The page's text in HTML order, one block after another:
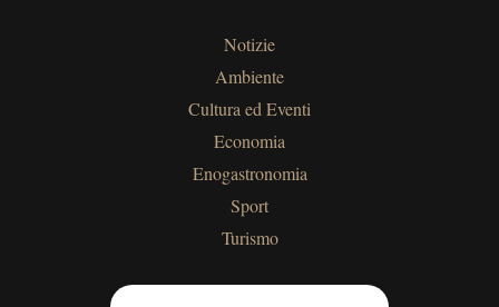
Notizie
Ambiente
Cultura ed Eventi
Economia
Enogastronomia
Sport
Turismo